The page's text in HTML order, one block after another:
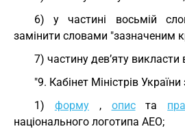
6) у частині восьмій
замінити словами "зазначеним
7) частину дев’яту викласти
"9. Кабінет Міністрів
1) форму, описта
національного логотипа АЕО;